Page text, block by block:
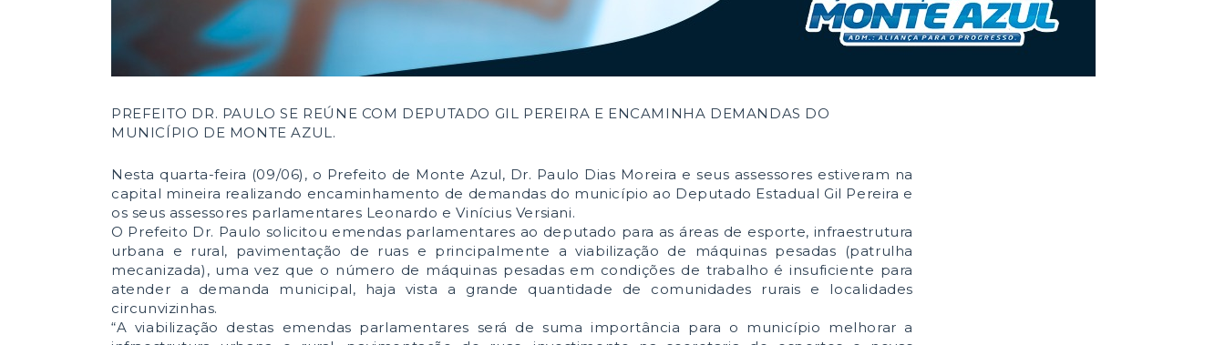
PREFEITO DR. PAULO SE REÚNE COM DEPUTADO GIL PEREIRA E ENCAMINHA DEMANDAS DO
MUNICÍPIO DE MONTE AZUL.
Nesta quarta-feira (09/06), o Prefeito de Monte Azul, Dr. Paulo Dias Moreira e seus assessores estiveram na
capital mineira realizando encaminhamento de demandas do município ao Deputado Estadual Gil Pereira e
os seus assessores parlamentares Leonardo e Vinícius Versiani.
O Prefeito Dr. Paulo solicitou emendas parlamentares ao deputado para as áreas de esporte, infraestrutura
urbana e rural, pavimentação de ruas e principalmente a viabilização de máquinas pesadas (patrulha
mecanizada), uma vez que o número de máquinas pesadas em condições de trabalho é insuficiente para
atender a demanda municipal, haja vista a grande quantidade de comunidades rurais e localidades
circunvizinhas.
“A viabilização destas emendas parlamentares será de suma importância para o município melhorar a